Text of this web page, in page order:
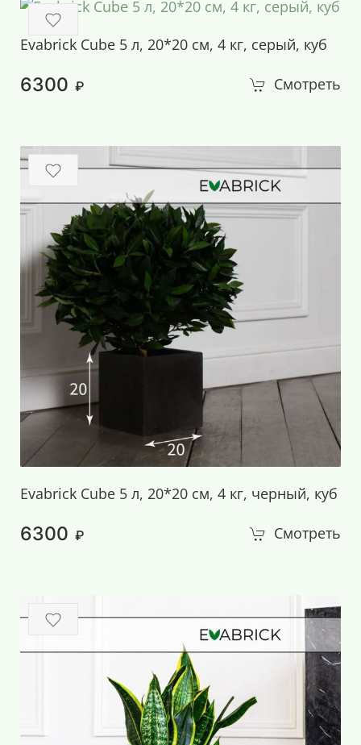
Evabrick Cube 5 л, 20*20 см, 4 кг, серый, куб
6300 ₽ Смотреть
Evabrick Cube 5 л, 20*20 см, 4 кг, черный, куб
6300 ₽ Смотреть